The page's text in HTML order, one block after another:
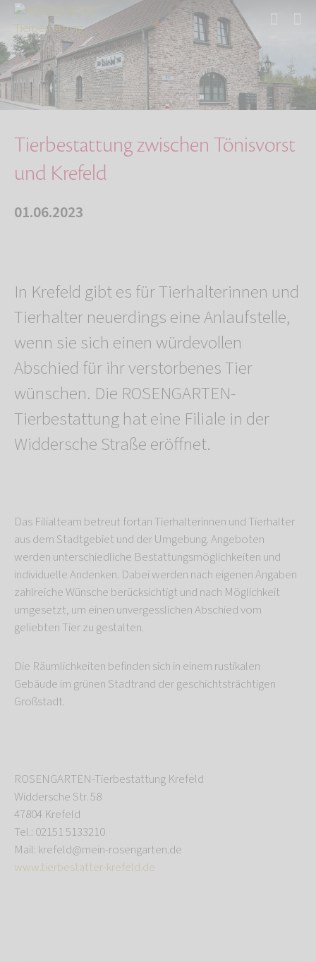
Start Über uns
Aktuelles
Tierbestattung zwischen Tönisvorst und Krefel…
Tierbestattung zwischen Tönisvorst
und Krefeld
01.06.2023
In Krefeld gibt es für Tierhalterinnen und
Tierhalter neuerdings eine Anlaufstelle,
wenn sie sich einen würdevollen
Abschied für ihr verstorbenes Tier
wünschen. Die ROSENGARTEN-
Tierbestattung hat eine Filiale in der
Widdersche Straße eröffnet.
Das Filialteam betreut fortan Tierhalterinnen und Tierhalter
aus dem Stadtgebiet und der Umgebung. Angeboten
werden unterschiedliche Bestattungsmöglichkeiten und
individuelle Andenken. Dabei werden nach eigenen Angaben
zahlreiche Wünsche berücksichtigt und nach Möglichkeit
umgesetzt, um einen unvergesslichen Abschied vom
geliebten Tier zu gestalten.
Die Räumlichkeiten befinden sich in einem rustikalen
Gebäude im grünen Stadtrand der geschichtsträchtigen
Großstadt.
ROSENGARTEN-Tierbestattung Krefeld
Widdersche Str. 58
47804 Krefeld
Tel.: 02151 5133210
Mail: krefeld@mein-rosengarten.de
www.tierbestatter-krefeld.de